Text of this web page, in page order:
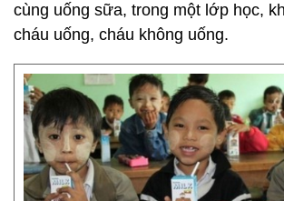
cùng uống sữa, trong một lớp học,
cháu uống, cháu không uống.